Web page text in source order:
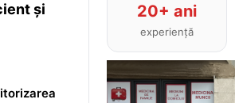
și
20+ ani
experiență